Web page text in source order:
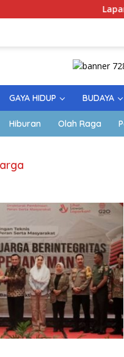
Lapangan Kerja
GAYA HIDUP BUDAYA
Hiburan Olah Raga